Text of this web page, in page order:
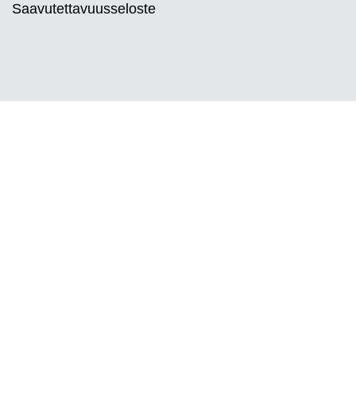
Saavutettavuusseloste